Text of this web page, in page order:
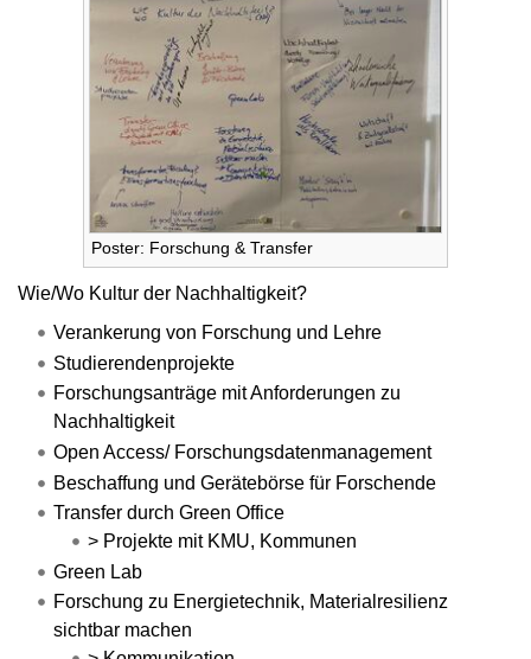
Poster: Forschung & Transfer
Wie/Wo Kultur der Nachhaltigkeit?
Verankerung von Forschung und Lehre
Studierendenprojekte
Forschungsanträge mit Anforderungen zu
Nachhaltigkeit
Open Access/ Forschungsdatenmanagement
Beschaffung und Gerätebörse für Forschende
Transfer durch Green Office
> Projekte mit KMU, Kommunen
Green Lab
Forschung zu Energietechnik, Materialresilienz
sichtbar machen